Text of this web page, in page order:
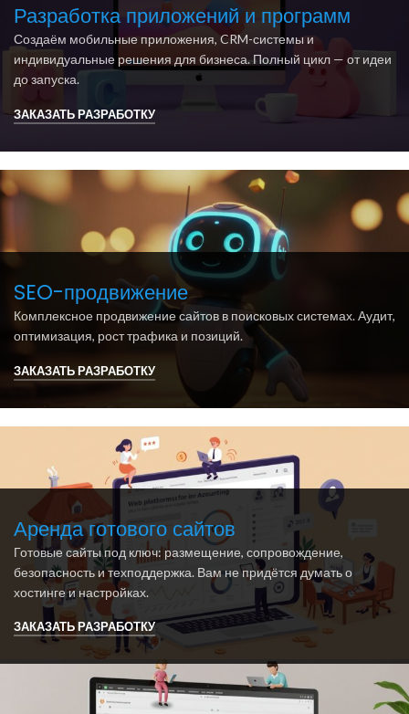
Разработка приложений и программ
Создаём мобильные приложения, CRM-системы и
индивидуальные решения для бизнеса. Полный цикл — от идеи
до запуска.
ЗАКАЗАТЬ РАЗРАБОТКУ
SEO-продвижение
Комплексное продвижение сайтов в поисковых системах. Аудит,
оптимизация, рост трафика и позиций.
ЗАКАЗАТЬ РАЗРАБОТКУ
Аренда готового сайтов
Готовые сайты под ключ: размещение, сопровождение,
безопасность и техподдержка. Вам не придётся думать о
хостинге и настройках.
ЗАКАЗАТЬ РАЗРАБОТКУ